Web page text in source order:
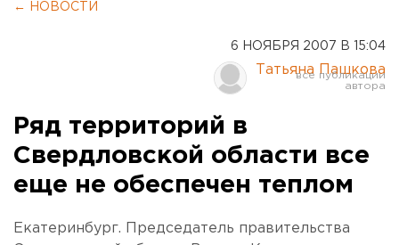
← НОВОСТИ
6 НОЯБРЯ 2007 В 15:04
Татьяна Пашкова
Ряд территорий в
Свердловской области все
еще не обеспечен теплом
Екатеринбург. Председатель правительства